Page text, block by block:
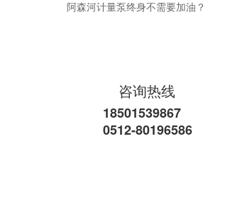
咨询热线
18501539867
0512-80196586